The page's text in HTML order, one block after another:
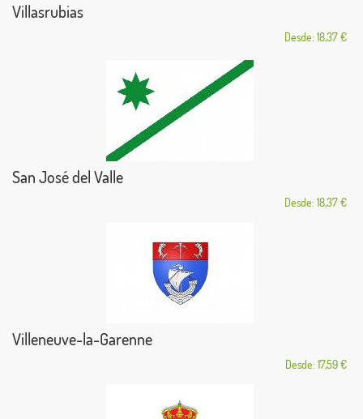
Villasrubias
Desde: 18,37 €
San José del Valle
Desde: 18,37 €
Villeneuve-la-Garenne
Desde: 17,59 €